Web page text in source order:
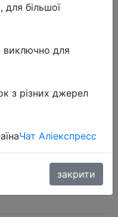
Gaming
PS4 PC
для більшої
виключно для
з різних джерел
Чат Аліекспресс
закрити